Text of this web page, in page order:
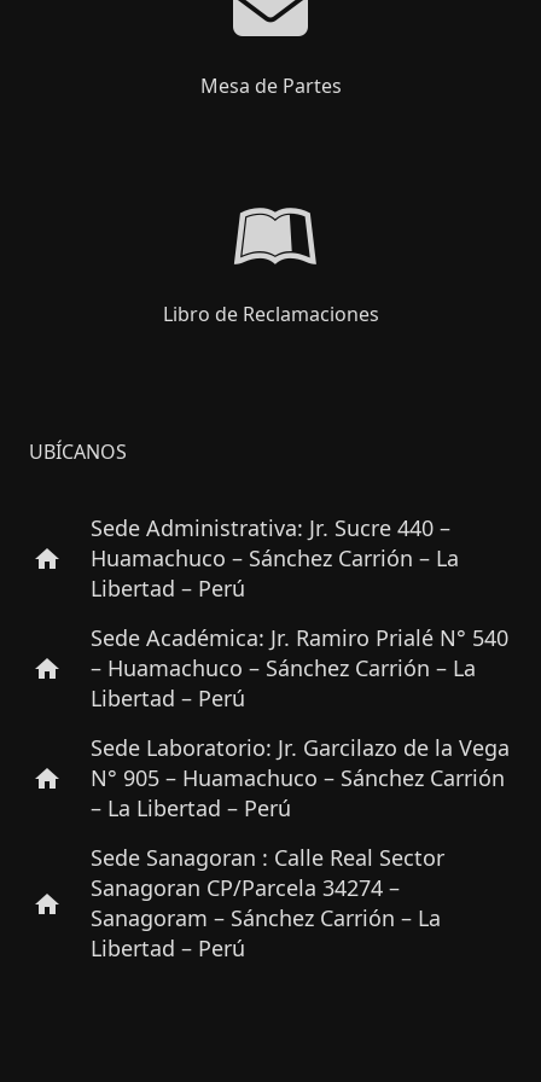
Mesa de Partes
Libro de Reclamaciones
UBÍCANOS
home
Sede Administrativa: Jr. Sucre 440 –
Huamachuco – Sánchez Carrión – La
Libertad – Perú
home
Sede Académica: Jr. Ramiro Prialé N° 540
– Huamachuco – Sánchez Carrión – La
Libertad – Perú
home
Sede Laboratorio: Jr. Garcilazo de la Vega
N° 905 – Huamachuco – Sánchez Carrión
– La Libertad – Perú
home
Sede Sanagoran : Calle Real Sector
Sanagoran CP/Parcela 34274 –
Sanagoram – Sánchez Carrión – La
Libertad – Perú